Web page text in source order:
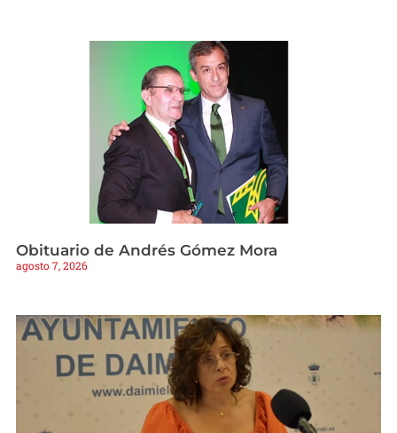
Obituario de Andrés Gómez Mora
agosto 7, 2026